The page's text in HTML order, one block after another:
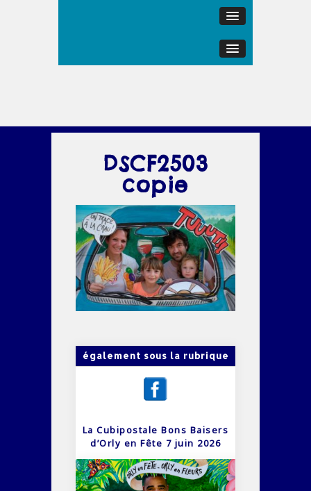
DSCF2503
copie
également sous la rubrique
La Cubipostale Bons Baisers
d’Orly en Fête 7 juin 2026